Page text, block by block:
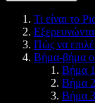
Τι είναι το
Πώς να
Βήμα-βήμα
Βήμα
Βήμα
Βήμα